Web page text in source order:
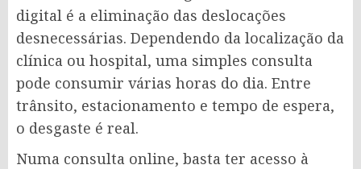
digital é a eliminação das deslocações
desnecessárias. Dependendo da localização da
clínica ou hospital, uma simples consulta
pode consumir várias horas do dia. Entre
trânsito, estacionamento e tempo de espera,
o desgaste é real.
Numa consulta online, basta ter acesso à